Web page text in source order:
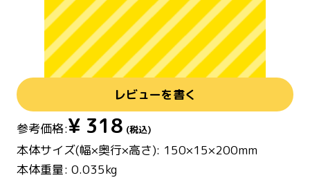
レビューを書く
参考価格:¥ 318 (税込)
本体サイズ(幅×奥行×高さ): 150×15×200mm
本体重量: 0.035kg